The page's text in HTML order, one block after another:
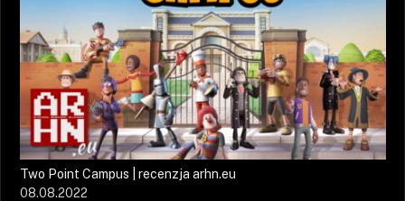
Two Point Campus | recenzja arhn.eu
08.08.2022